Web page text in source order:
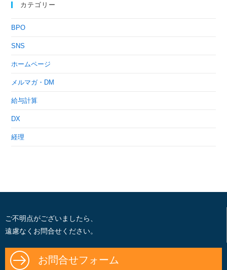
カテゴリー
BPO
SNS
ホームページ
メルマガ・DM
給与計算
DX
経理
ご不明点がございましたら、
遠慮なくお問合せください。
お問合せフォーム